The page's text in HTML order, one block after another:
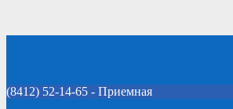
(8412) 52-14-65 - Приемная